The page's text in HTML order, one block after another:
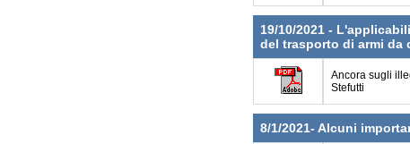
19/10/2021 -
del trasporto di armi da
Ancora sugli
Stefutti
8/1/2021- Alcuni